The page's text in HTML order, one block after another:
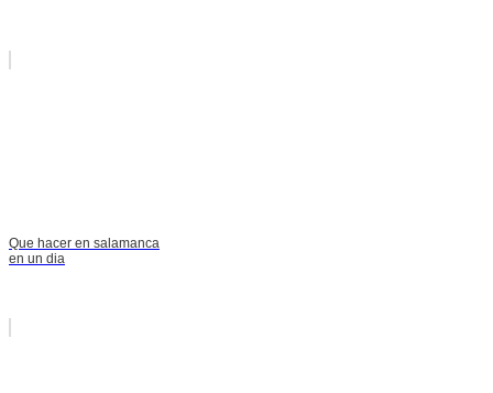
Que hacer en salamanca
en un dia